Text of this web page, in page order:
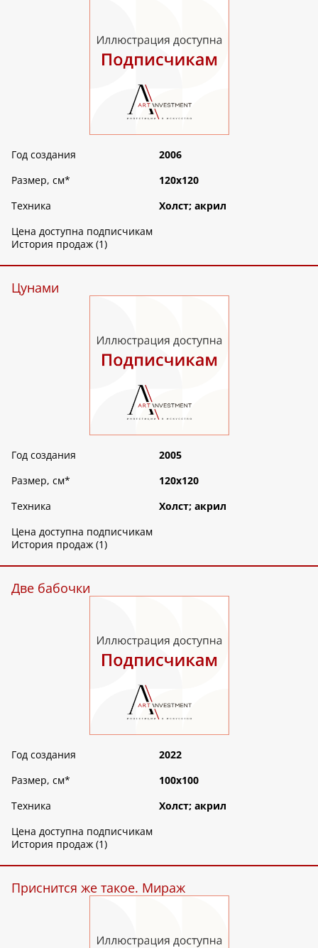
Год создания
2006
Размер, см*
120х120
Техника
Холст; акрил
Цена доступна подписчикам
История продаж (1)
Цунами
Год создания
2005
Размер, см*
120х120
Техника
Холст; акрил
Цена доступна подписчикам
История продаж (1)
Две бабочки
Год создания
2022
Размер, см*
100х100
Техника
Холст; акрил
Цена доступна подписчикам
История продаж (1)
Приснится же такое. Мираж